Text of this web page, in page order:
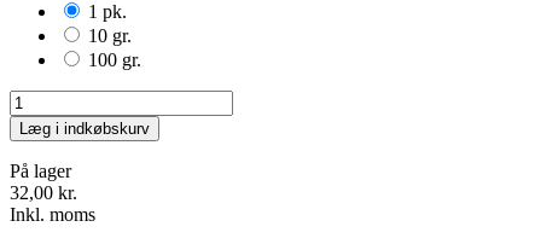
1 pk.
10 gr.
100 gr.
Læg i indkøbskurv
På lager
32,00 kr.
Inkl. moms